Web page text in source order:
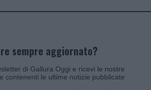
sempre aggiornato?
di Gallura Oggi e ricevi le nostre
contenenti le ultime notizie pubblicate